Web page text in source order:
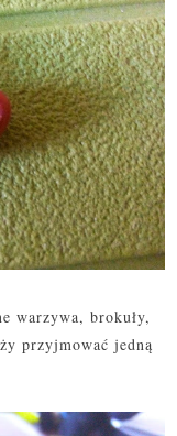
warzywa, brokuły,
przyjmować jedną